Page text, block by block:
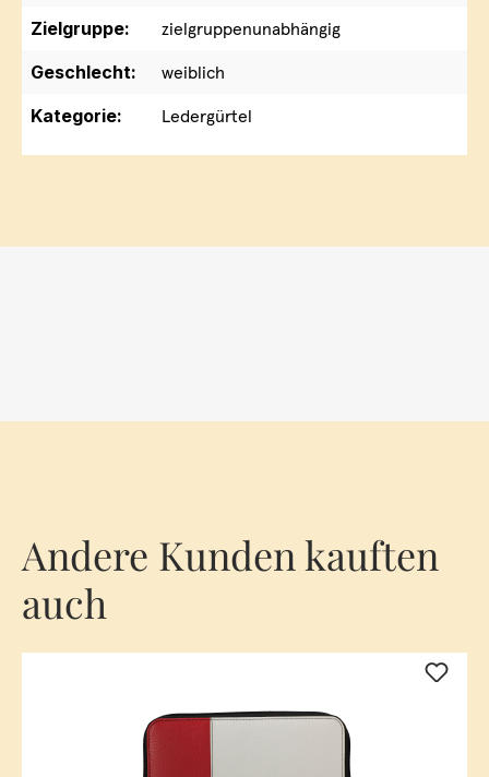
Zielgruppe:
zielgruppenunabhängig
Geschlecht:
weiblich
Kategorie:
Ledergürtel
Andere Kunden kauften
auch